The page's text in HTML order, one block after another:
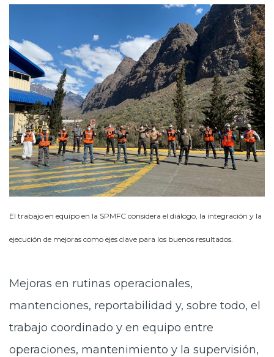
El trabajo en equipo en la SPMFC considera el diálogo, la integración y la
ejecución de mejoras como ejes clave para los buenos resultados.
Mejoras en rutinas operacionales,
mantenciones, reportabilidad y, sobre todo, el
trabajo coordinado y en equipo entre
operaciones, mantenimiento y la supervisión,